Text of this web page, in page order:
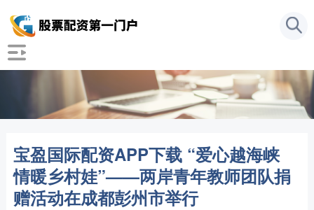
宝盈国际配资APP下载 “爱心越海峡
情暖乡村娃”——两岸青年教师团队捐
赠活动在成都彭州市举行